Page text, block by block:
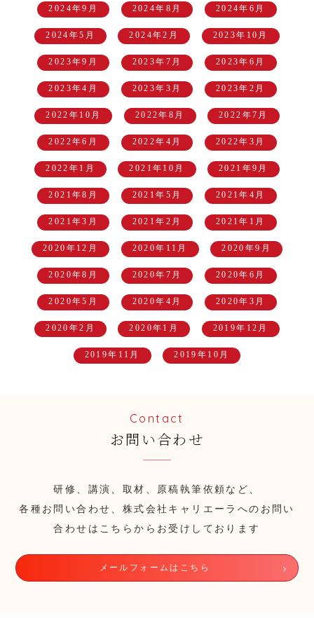
2024年9月 2024年8月 2024年6月
2024年5月 2024年2月 2023年10月
2023年9月 2023年7月 2023年6月
2023年4月 2023年3月 2023年2月
2022年10月 2022年8月 2022年7月
2022年6月 2022年4月 2022年3月
2022年1月 2021年10月 2021年9月
2021年8月 2021年5月 2021年4月
2021年3月 2021年2月 2021年1月
2020年12月 2020年11月 2020年9月
2020年8月 2020年7月 2020年6月
2020年5月 2020年4月 2020年3月
2020年2月 2020年1月 2019年12月
2019年11月 2019年10月
Contact
お問い合わせ
研修、講演、取材、原稿執筆依頼など、
各種お問い合わせ、株式会社キャリエーラへのお問い
合わせはこちらからお受けしております
メールフォームはこちら